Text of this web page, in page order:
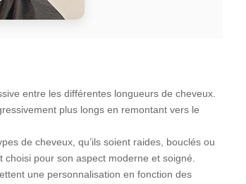
entre les différentes longueurs de cheveux.
plus longs en remontant vers le
de cheveux, qu’ils soient raides, bouclés ou
pour son aspect moderne et soigné.
une personnalisation en fonction des